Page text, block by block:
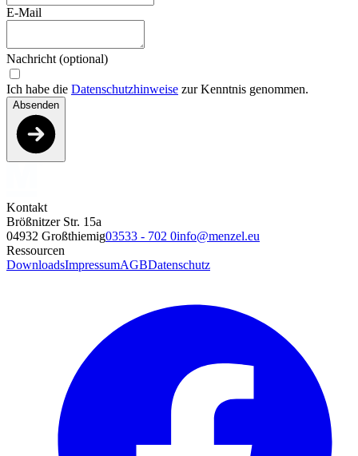
E-Mail
Nachricht (optional)
Ich habe die Datenschutzhinweise zur Kenntnis genommen.
Absenden
Kontakt
Brößnitzer Str. 15a
04932 Großthiemig03533 - 702 0info@menzel.eu
Ressourcen
DownloadsImpressumAGBDatenschutz